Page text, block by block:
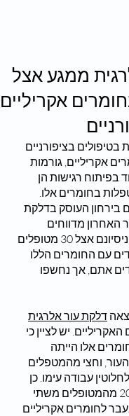
ממגע אצל
אקריליים
בטיפולים בציפורניים
אקריליים, גורמות
בפיתוח רגישות הן
בחומרים אלו.
העוסק בדלקת
האחרון מדווחים
המחברים מיוון על ניסיונם אצל 30 מטופלים
עם החומרים הללו
אתם, אך נחשפו
דלקת עור אלרגית
יש לציין כי
אלו הייתה
וחצי מהמטפלים
עבודה עימו. כן
ציינו המחברים כי 20 מהמטופלים משתי
לחומרים אקריליים